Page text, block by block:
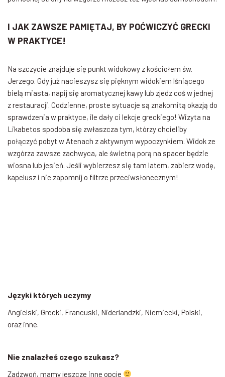
I JAK ZAWSZE PAMIĘTAJ, BY POĆWICZYĆ GRECKI
W PRAKTYCE!
Na szczycie znajduje się punkt widokowy z kościołem św.
Jerzego. Gdy już nacieszysz się pięknym widokiem lśniącego
bielą miasta, napij się aromatycznej kawy lub zjedz coś w jednej
z restauracji. Codzienne, proste sytuacje są znakomitą okazją do
sprawdzenia w praktyce, ile dały ci lekcje greckiego! Wizyta na
Likabetos spodoba się zwłaszcza tym, którzy chcieliby
połączyć pobyt w Atenach z aktywnym wypoczynkiem. Widok ze
wzgórza zawsze zachwyca, ale świetną porą na spacer będzie
wiosna lub jesień. Jeśli wybierzesz się tam latem, zabierz wodę,
kapelusz i nie zapomnij o filtrze przeciwsłonecznym!
Języki których uczymy
Angielski, Grecki, Francuski, Niderlandzki, Niemiecki, Polski,
oraz inne.
Nie znalazłeś czego szukasz?
Zadzwoń, mamy jeszcze inne opcje